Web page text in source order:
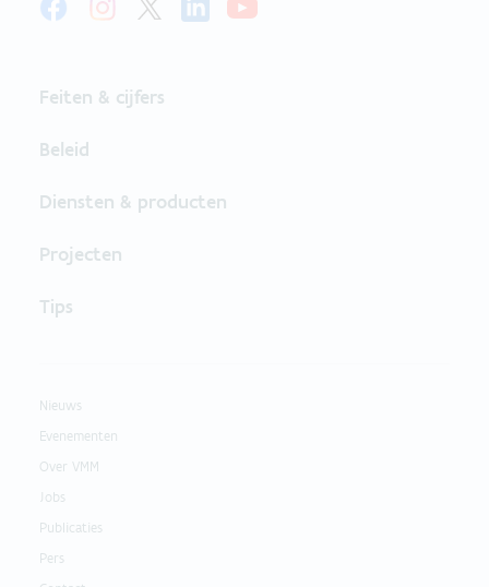
Feiten & cijfers
Beleid
Diensten & producten
Projecten
Tips
Nieuws
Evenementen
Over VMM
Jobs
Publicaties
Pers